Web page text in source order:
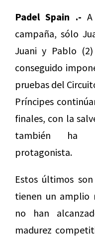
Padel Spain .-
campaña, sólo
Juani y Pablo
conseguido
pruebas del
Príncipes
finales, con la
también ha
protagonista.
Estos últimos
tienen un amplio
no han
madurez